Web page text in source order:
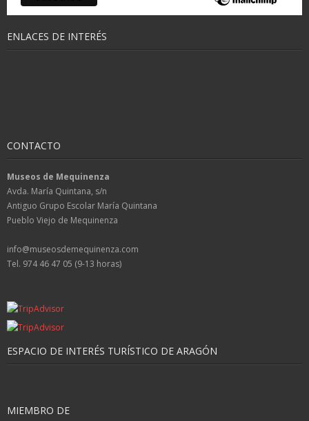
ENLACES DE INTERÉS
CONTACTO
Museos de Mequinenza
Avda. María Quintana, s/n
Antiguo Grupo Escolar María Quintana
Pueblo Viejo de Mequinenza
info@museosdemequinenza.com
Tel. 974 46 47 05 (9-13 horas)
ESPACIO DE INTERÉS TURÍSTICO DE ARAGÓN
MIEMBRO DE